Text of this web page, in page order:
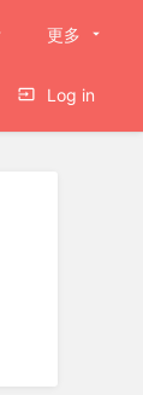
更多
Log in